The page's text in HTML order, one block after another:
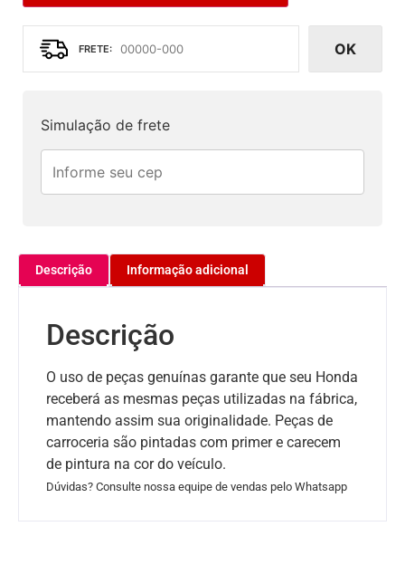
OK
Simulação de frete
Descrição Informação adicional
Descrição
O uso de peças genuínas garante que seu Honda
receberá as mesmas peças utilizadas na fábrica,
mantendo assim sua originalidade. Peças de
carroceria são pintadas com primer e carecem
de pintura na cor do veículo.
Dúvidas? Consulte nossa equipe de vendas pelo Whatsapp